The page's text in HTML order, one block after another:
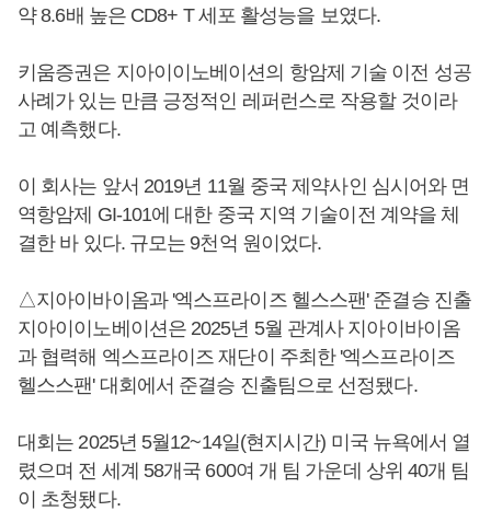
약 8.6배 높은 CD8+ T 세포 활성능을 보였다.
키움증권은 지아이이노베이션의 항암제 기술 이전 성공
사례가 있는 만큼 긍정적인 레퍼런스로 작용할 것이라
고 예측했다.
이 회사는 앞서 2019년 11월 중국 제약사인 심시어와 면
역항암제 GI-101에 대한 중국 지역 기술이전 계약을 체
결한 바 있다. 규모는 9천억 원이었다.
△지아이바이옴과 '엑스프라이즈 헬스스팬' 준결승 진출
지아이이노베이션은 2025년 5월 관계사 지아이바이옴
과 협력해 엑스프라이즈 재단이 주최한 '엑스프라이즈
헬스스팬' 대회에서 준결승 진출팀으로 선정됐다.
대회는 2025년 5월12~14일(현지시간) 미국 뉴욕에서 열
렸으며 전 세계 58개국 600여 개 팀 가운데 상위 40개 팀
이 초청됐다.